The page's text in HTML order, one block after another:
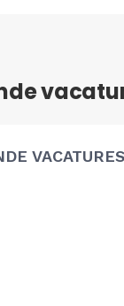
VACATURES